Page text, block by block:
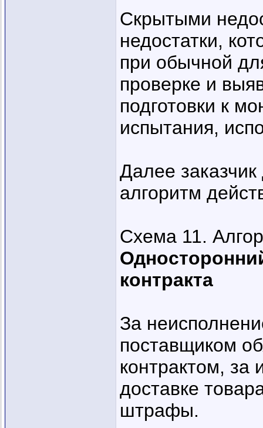
Скрытыми
недостатки,
при обычной
проверке и
подготовки к
испытания,
Далее
алгоритм
Схема 11.
контракта
За
поставщиком
контрактом, за
доставке
штрафы.